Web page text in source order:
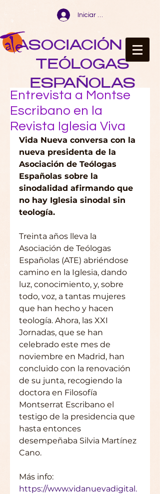
Iniciar sesión
ASOCIACIÓN DE
TEÓLOGAS
ESPAÑOLAS
Entrevista a Montse
Escribano en la
Revista Iglesia Viva
Vida Nueva conversa con la
nueva presidenta de la
Asociación de Teólogas
Españolas sobre la
sinodalidad afirmando que
no hay Iglesia sinodal sin
teología.
Treinta años lleva la
Asociación de Teólogas
Españolas (ATE) abriéndose
camino en la Iglesia, dando
luz, conocimiento, y, sobre
todo, voz, a tantas mujeres
que han hecho y hacen
teología. Ahora, las XXI
Jornadas, que se han
celebrado este mes de
noviembre en Madrid, han
concluido con la renovación
de su junta, recogiendo la
doctora en Filosofía
Montserrat Escribano el
testigo de la presidencia que
hasta entonces
desempeñaba Silvia Martínez
Cano.
Más info:
https://www.vidanuevadigital.